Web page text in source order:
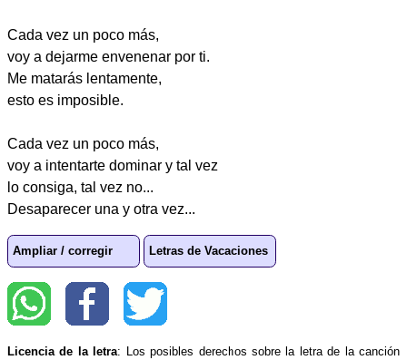
Cada vez un poco más,
voy a dejarme envenenar por ti.
Me matarás lentamente,
esto es imposible.
Cada vez un poco más,
voy a intentarte dominar y tal vez
lo consiga, tal vez no...
Desaparecer una y otra vez...
Ampliar / corregir Letras de Vacaciones
Licencia de la letra: Los posibles derechos sobre la letra de la canción